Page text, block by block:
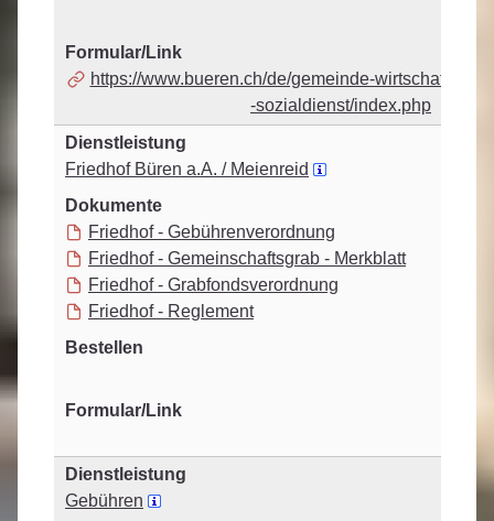
https://www.bueren.ch/de/gemeinde-wirtschaft/
-sozialdienst/index.php
Friedhof Büren a.A. / Meienreid
Friedhof - Gebührenverordnung
Friedhof - Gemeinschaftsgrab - Merkblatt
Friedhof - Grabfondsverordnung
Friedhof - Reglement
Gebühren